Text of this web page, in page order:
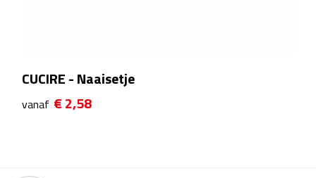
Mokken
CUCIRE - Naaisetje
vanaf € 2,58